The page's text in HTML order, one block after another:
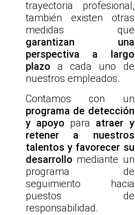
trayectoria profesional,
también existen otras
medidas que
garantizan una
perspectiva a largo
plazo a cada uno de
nuestros empleados.
Contamos con un
programa de detección
y apoyo para atraer y
retener a nuestros
talentos y favorecer su
desarrollo mediante un
programa de
seguimiento hacia
puestos de
responsabilidad.